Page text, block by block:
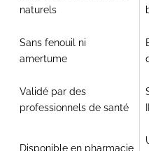
naturels
Sans fenouil ni
amertume
Validé par des
professionnels de santé
Disponible en pharmacie